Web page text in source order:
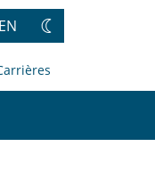
EN
Changez
thème